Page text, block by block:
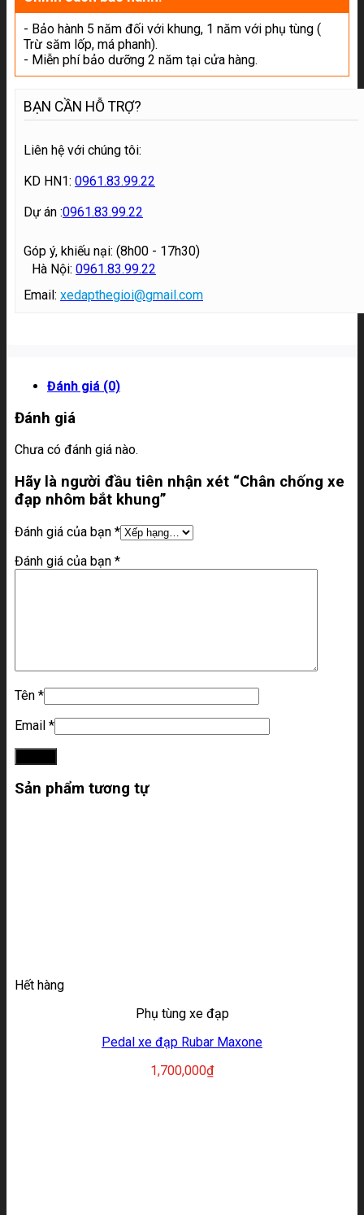
- Bảo hành 5 năm đối với khung, 1 năm với phụ tùng (
Trừ săm lốp, má phanh).
- Miễn phí bảo dưỡng 2 năm tại cửa hàng.
BẠN CẦN HỖ TRỢ?
Liên hệ với chúng tôi:
KD HN1: 0961.83.99.22
Dự án :0961.83.99.22
Góp ý, khiếu nại: (8h00 - 17h30)
Hà Nội: 0961.83.99.22
Email: xedapthegioi@gmail.com
Đánh giá (0)
Đánh giá
Chưa có đánh giá nào.
Hãy là người đầu tiên nhận xét “Chân chống xe
đạp nhôm bắt khung”
Đánh giá của bạn *
Đánh giá của bạn *
Tên *
Email *
Sản phẩm tương tự
Hết hàng
Phụ tùng xe đạp
Pedal xe đạp Rubar Maxone
1,700,000₫